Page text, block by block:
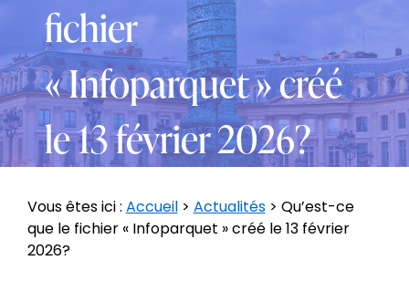
fichier
« Infoparquet » créé
le 13 février 2026?
Vous êtes ici : Accueil> Actualités> Qu’est-ce
que le fichier « Infoparquet » créé le 13 février
2026?